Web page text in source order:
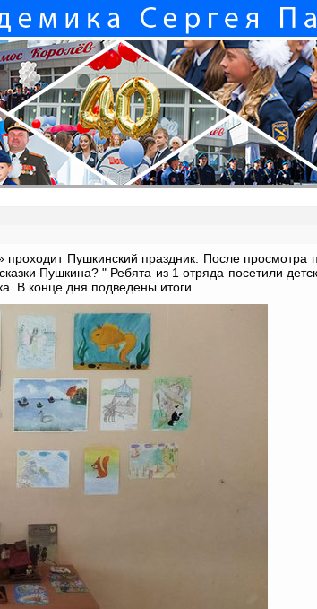
Пушкинский праздник. После просмотра
Пушкина? " Ребята из 1 отряда посетили
В конце дня подведены итоги.